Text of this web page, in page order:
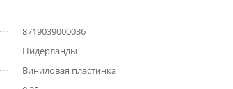
8719039000036
Нидерланды
Виниловая пластинка